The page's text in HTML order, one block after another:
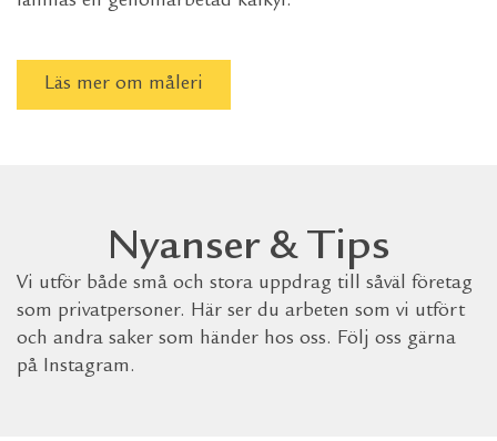
Läs mer om måleri
Nyanser & Tips
Vi utför både små och stora uppdrag till såväl företag
som privatpersoner. Här ser du arbeten som vi utfört
och andra saker som händer hos oss. Följ oss gärna
på Instagram.